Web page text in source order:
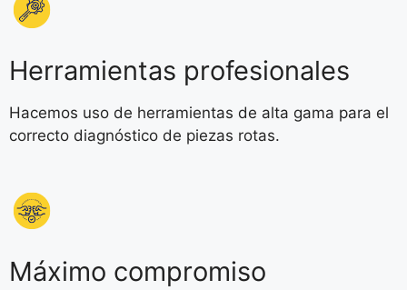
Herramientas profesionales
Hacemos uso de herramientas de alta gama para el
correcto diagnóstico de piezas rotas.
Máximo compromiso